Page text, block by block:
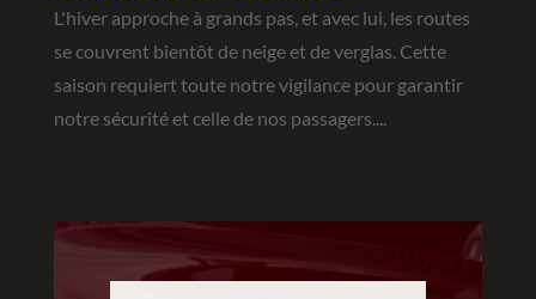
L'hiver approche à grands pas, et avec lui, les routes
se couvrent bientôt de neige et de verglas. Cette
saison requiert toute notre vigilance pour garantir
notre sécurité et celle de nos passagers....